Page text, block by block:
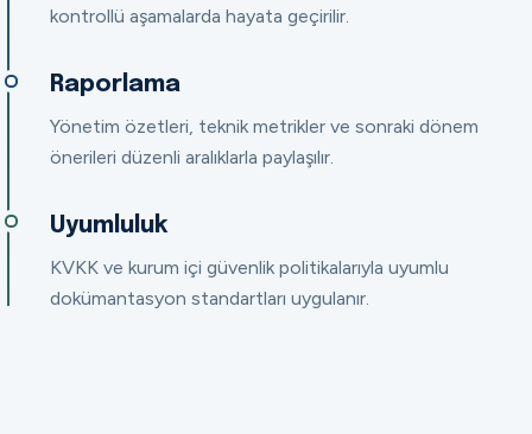
kontrollü aşamalarda hayata geçirilir.
Raporlama
Yönetim özetleri, teknik metrikler ve sonraki dönem
önerileri düzenli aralıklarla paylaşılır.
Uyumluluk
KVKK ve kurum içi güvenlik politikalarıyla uyumlu
dokümantasyon standartları uygulanır.